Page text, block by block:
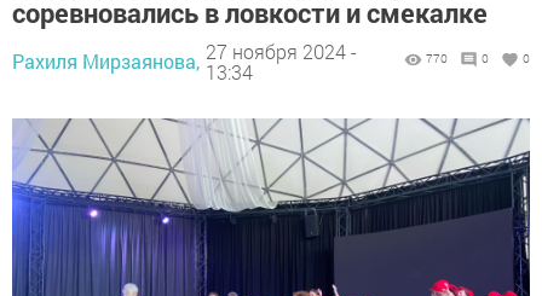
соревновались в ловкости и смекалке
Рахиля Мирзаянова, 27 ноября 2024 -
13:34
770 0 0